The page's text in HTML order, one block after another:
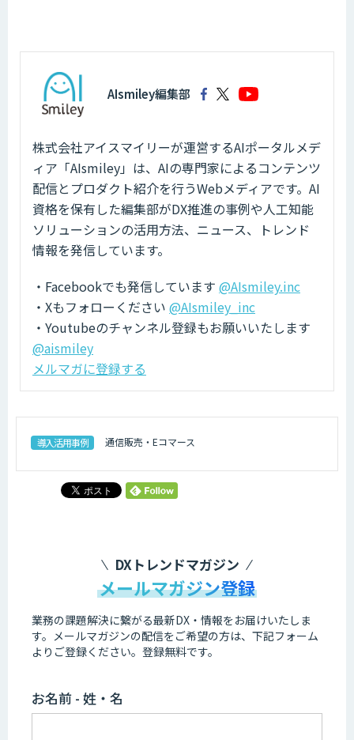
AIsmiley編集部
株式会社アイスマイリーが運営するAIポータルメデ
ィア「AIsmiley」は、AIの専門家によるコンテンツ
配信とプロダクト紹介を行うWebメディアです。AI
資格を保有した編集部がDX推進の事例や人工知能
ソリューションの活用方法、ニュース、トレンド
情報を発信しています。
・Facebookでも発信しています @AIsmiley.inc
・Xもフォローください @AIsmiley_inc
・Youtubeのチャンネル登録もお願いいたします
@aismiley
メルマガに登録する
導入活用事例 通信販売・Eコマース
DXトレンドマガジン
メールマガジン登録
業務の課題解決に繋がる最新DX・情報をお届けいたしま
す。 メールマガジンの配信をご希望の方は、下記フォーム
よりご登録ください。登録無料です。
お名前 - 姓・名